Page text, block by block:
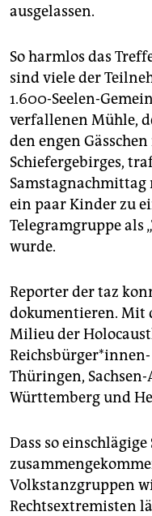
ausgelassen.
So harmlos das
sind viele der
1.600-Seelen-
verfallenen Mühle,
den engen
Schiefergebirges,
ein paar Kinder zu
Telegramgruppe als
wurde.
Reporter der taz
dokumentieren. Mit
Milieu der
Thüringen, Sachsen-
Württemberg und
Dass so einschlägige
Volkstanzgruppen
Rechtsextremisten